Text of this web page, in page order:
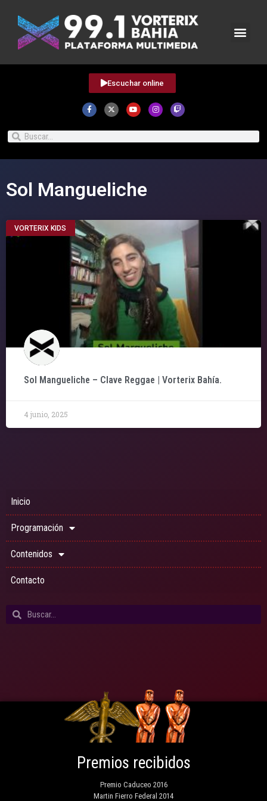
Escuchar online
Sol Mangueliche
VORTERIX KIDS
Sol Mangueliche – Clave Reggae | Vorterix Bahía.
4 junio, 2025
Inicio
Programación
Contenidos
Contacto
Premios recibidos
Premio Caduceo 2016
Martin Fierro Federal 2014